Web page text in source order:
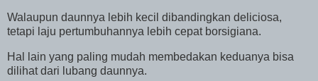
Walaupun daunnya lebih kecil dibandingkan deliciosa,
tetapi laju pertumbuhannya lebih cepat borsigiana.
Hal lain yang paling mudah membedakan keduanya bisa
dilihat dari lubang daunnya.